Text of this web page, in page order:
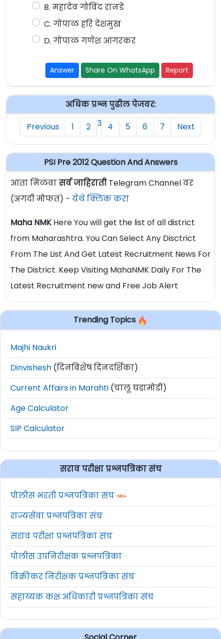
B. महादेव गोविंद रानडे
C. गोपाळ हरि देशमुख
D. गोपाळ गणेश आगरकर
Answer Share On WhatsApp Report
अधिक प्रश्न पुढील पेजवर:
Previous
1 2 3 4 5 6 7 Next
PSI Pre 2012 Question And Answers
आता मिळवासर्व जाहिरातीTelegram Channel वर
(अगदी मोफत) - येथे क्लिक करा
Maha NMKHere You will get the list of all district
from Maharashtra. You Can Select Any Disctrict
From The List And Get Latest Recruitment News For
The District. Keep Visiting MahaNMK Daily For The
Latest Recruitment new and Free Job Alert
Trending Topics
Majhi Naukri
Dinvishesh (दिनविशेष दिनदर्शिका)
Current Affairs in Marahti (चालू घडामोडी)
Age Calculator
SIP Calculator
सराव परीक्षा प्रश्नपत्रिका संच
पोलीस भरती प्रश्नपत्रिका संच
राज्यसेवा प्रश्नपत्रिका संच
सराव परीक्षा प्रश्नपत्रिका संच
पोलीस उपनिरीक्षक प्रश्नपत्रिका
विक्रीकर निरीक्षक प्रश्नपत्रिका संच
सहाय्यक कक्ष अधिकारी प्रश्नपत्रिका संच